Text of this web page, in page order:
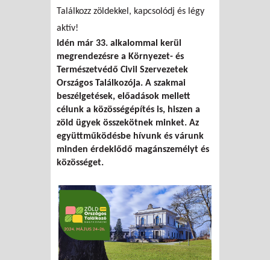
Találkozz zöldekkel, kapcsolódj és légy
aktív!
Idén már 33. alkalommal kerül
megrendezésre a Környezet- és
Természetvédő Civil Szervezetek
Országos Találkozója. A szakmai
beszélgetések, előadások mellett
célunk a közösségépítés is, hiszen a
zöld ügyek összekötnek minket. Az
együttműködésbe hívunk és várunk
minden érdeklődő magánszemélyt és
közösséget.